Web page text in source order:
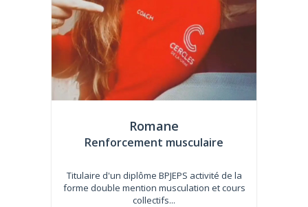
Romane
Renforcement musculaire
Titulaire d'un diplôme BPJEPS activité de la
forme double mention musculation et cours
collectifs...